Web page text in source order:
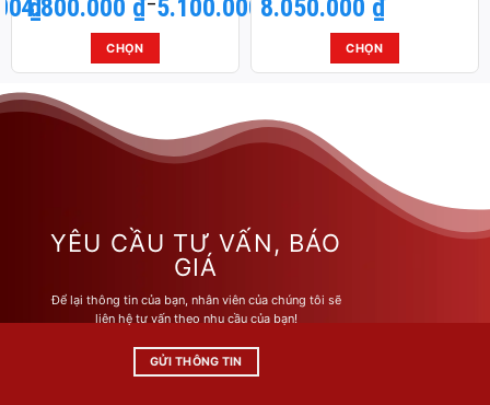
4.800.000 ₫ 5.100.000₫
giá:
4.800.000 ₫
5.100.000 ₫
CHỌN
Sản
có
nhiều
Các
có
thể
được
chọn
8.050.000 ₫
CHỌN
Sản
nhiều
biến
thể.
₫
YÊU CẦU TƯ VẤN, BÁO
GIÁ
Để lại thông tin của bạn, nhân viên của chúng tôi sẽ
liên hệ tư vấn theo nhu cầu của bạn!
GỬI THÔNG TIN